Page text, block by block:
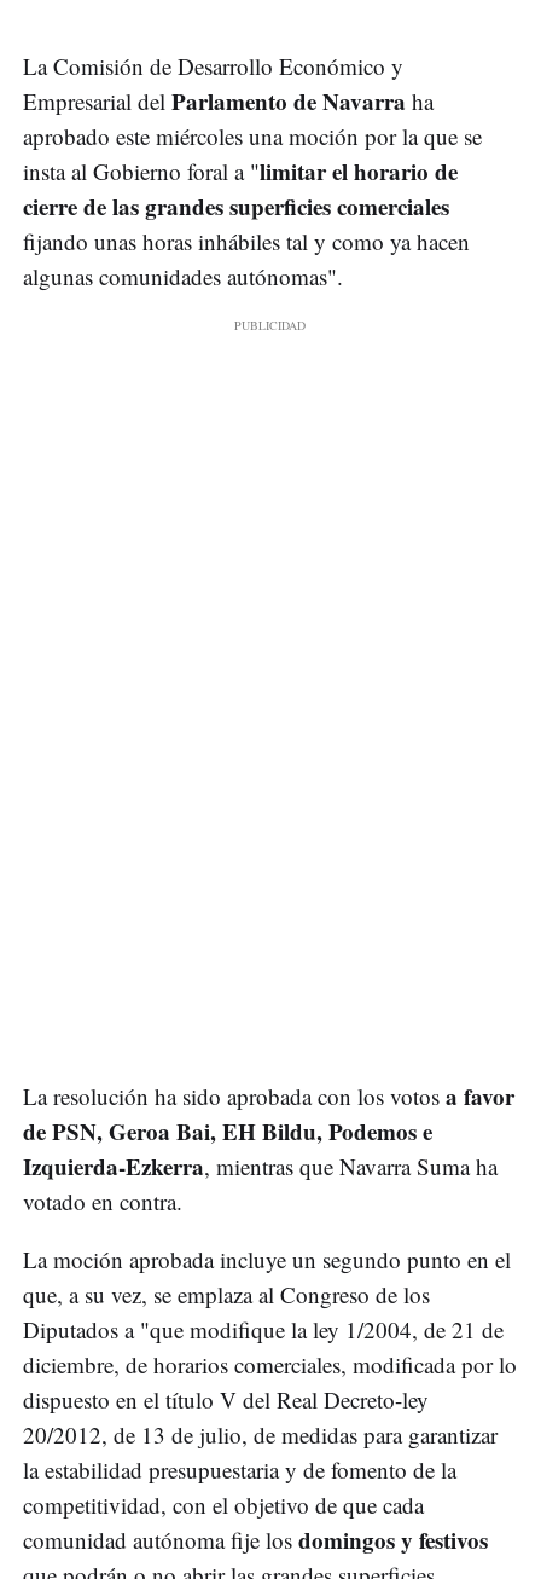
La Comisión de Desarrollo Económico y
Empresarial del Parlamento de Navarra ha
aprobado este miércoles una moción por la que se
insta al Gobierno foral a "limitar el horario de
cierre de las grandes superficies comerciales
fijando unas horas inhábiles tal y como ya hacen
algunas comunidades autónomas".
La resolución ha sido aprobada con los votos a favor
de PSN, Geroa Bai, EH Bildu, Podemos e
Izquierda-Ezkerra, mientras que Navarra Suma ha
votado en contra.
La moción aprobada incluye un segundo punto en el
que, a su vez, se emplaza al Congreso de los
Diputados a "que modifique la ley 1/2004, de 21 de
diciembre, de horarios comerciales, modificada por lo
dispuesto en el título V del Real Decreto-ley
20/2012, de 13 de julio, de medidas para garantizar
la estabilidad presupuestaria y de fomento de la
competitividad, con el objetivo de que cada
comunidad autónoma fije los domingos y festivos